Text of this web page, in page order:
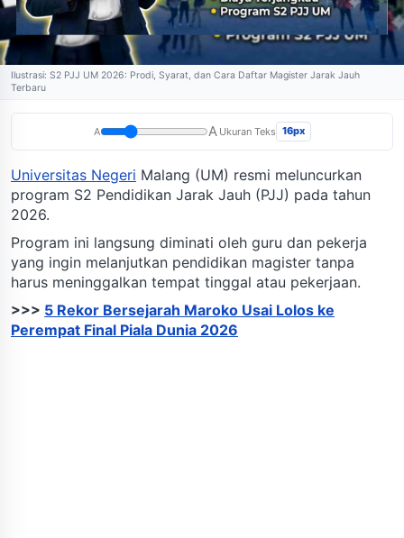
Ilustrasi: S2 PJJ UM 2026: Prodi, Syarat, dan Cara Daftar Magister Jarak Jauh
Terbaru
A A Ukuran Teks 16px
Universitas Negeri Malang (UM) resmi meluncurkan
program S2 Pendidikan Jarak Jauh (PJJ) pada tahun
2026.
Program ini langsung diminati oleh guru dan pekerja
yang ingin melanjutkan pendidikan magister tanpa
harus meninggalkan tempat tinggal atau pekerjaan.
>>> 5 Rekor Bersejarah Maroko Usai Lolos ke
Perempat Final Piala Dunia 2026